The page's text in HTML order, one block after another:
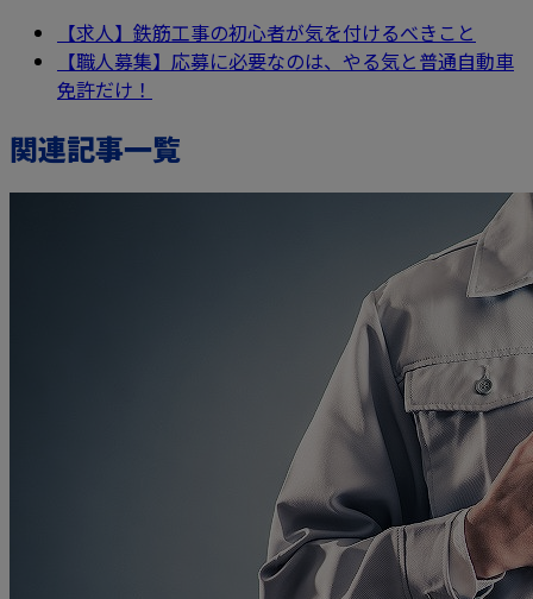
【求人】鉄筋工事の初心者が気を付けるべきこと
【職人募集】応募に必要なのは、やる気と普通自動車
免許だけ！
関連記事一覧